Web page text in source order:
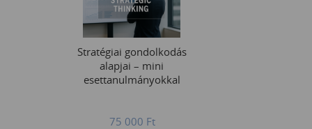
Stratégiai gondolkodás
alapjai – mini
esettanulmányokkal
75 000 Ft